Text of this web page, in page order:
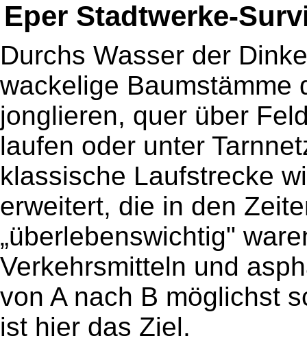
Eper Stadtwerke-
Durchs Wasser der
wackelige Baumstämme
jonglieren, quer über
laufen oder unter
klassische Laufstrecke
erweitert, die in den
„überlebenswichtig"
Verkehrsmitteln und
von A nach B möglichst
ist hier das Ziel.